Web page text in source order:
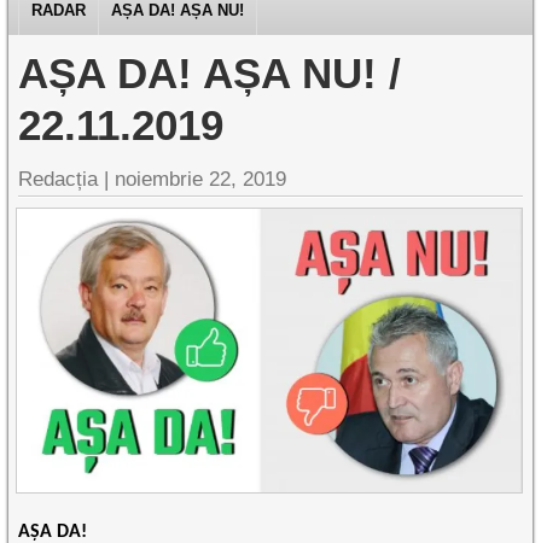
RADAR AȘA DA! AȘA NU!
AȘA DA! AȘA NU! /
22.11.2019
Redacția | noiembrie 22, 2019
AȘA DA!